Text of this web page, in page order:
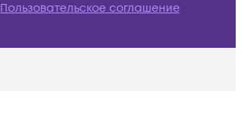
Пользовательское соглашение